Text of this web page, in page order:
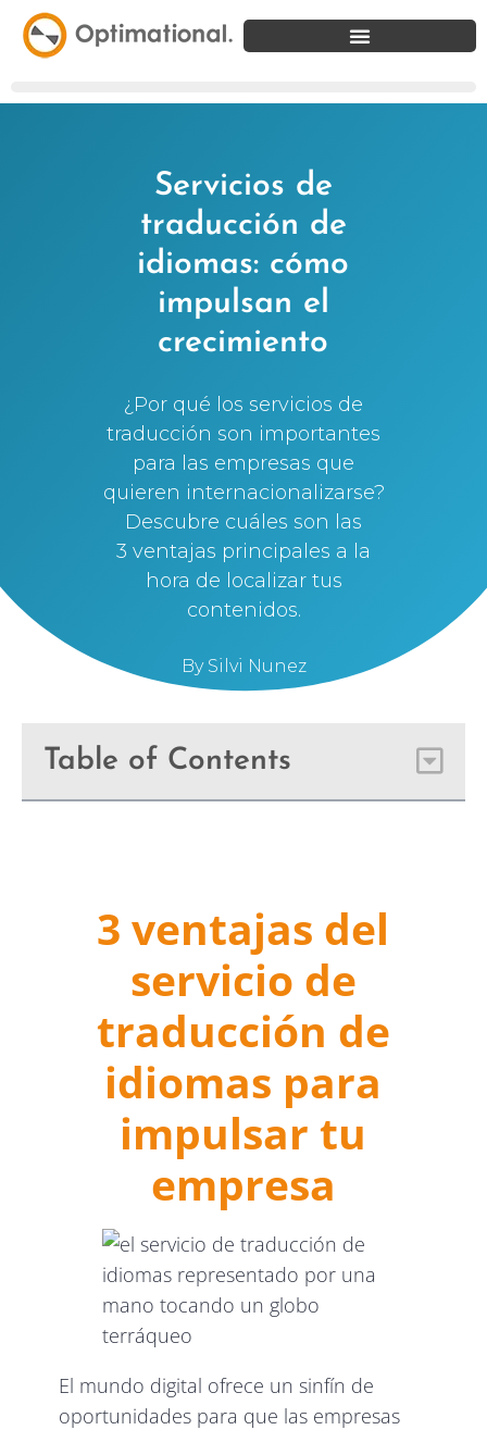
Servicios de
traducción de
idiomas: cómo
impulsan el
crecimiento
¿Por qué los servicios de
traducción son importantes
para las empresas que
quieren internacionalizarse?
Descubre cuáles son las
3 ventajas principales a la
hora de localizar tus
contenidos.
BySilvi Nunez
Table of Contents
3 ventajas del
servicio de
traducción de
idiomas para
impulsar tu
empresa
El mundo digital ofrece un sinfín de
oportunidades para que las empresas